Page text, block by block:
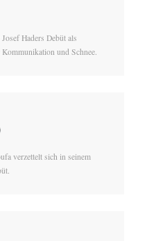
Haders Debüt als
und Schnee.
verzettelt sich in seinem